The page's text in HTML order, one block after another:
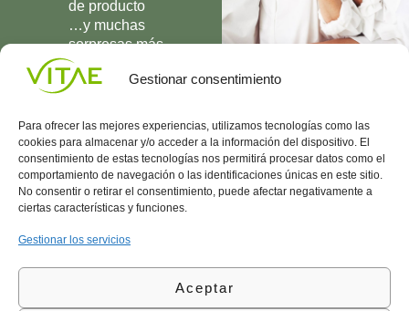
Gestionar consentimiento
Para ofrecer las mejores experiencias, utilizamos tecnologías como las
cookies para almacenar y/o acceder a la información del dispositivo. El
consentimiento de estas tecnologías nos permitirá procesar datos como el
comportamiento de navegación o las identificaciones únicas en este sitio.
No consentir o retirar el consentimiento, puede afectar negativamente a
ciertas características y funciones.
Gestionar los servicios
Aceptar
de producto
…y muchas
sorpresas más
UNIRME
Conocenos
Vitae
l
Área
Política
de
Política
(+34)
935